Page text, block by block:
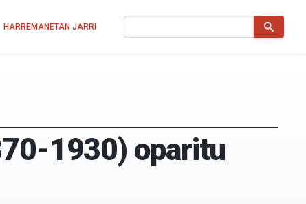
HARREMANETAN JARRI
1930) oparitu